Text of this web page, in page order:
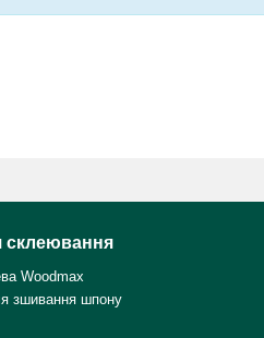
склеювання
Woodmax
зшивання шпону